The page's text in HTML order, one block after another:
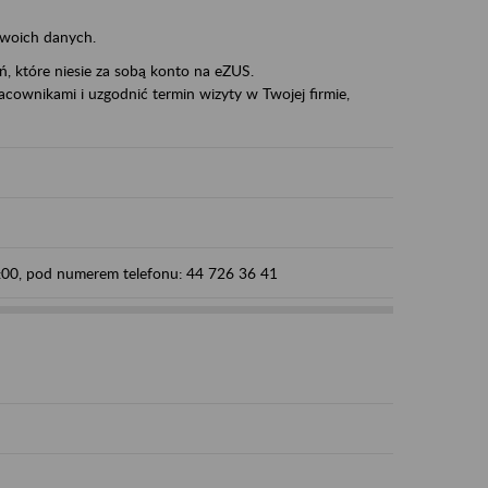
danych.
które niesie za sobą konto na eZUS.
i uzgodnić termin wizyty w Twojej firmie,
pod numerem telefonu: 44 726 36 41